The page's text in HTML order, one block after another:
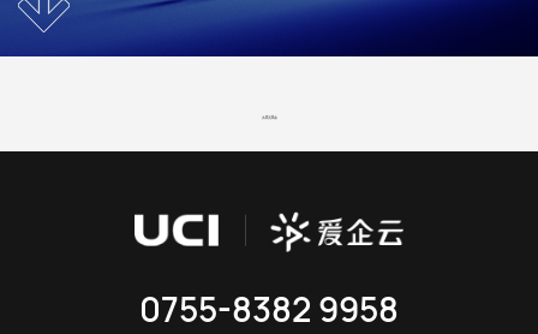
共0 页 条
咨询直达 熊总监
电话：13147070783
0755-8382 9958